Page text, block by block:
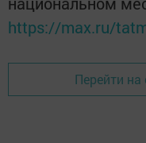
https://max.ru/
Перейти на